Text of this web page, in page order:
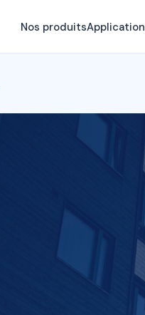
Nos produitsApplication